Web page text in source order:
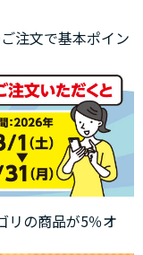
注文で基本ポイン
リの商品が5％オ